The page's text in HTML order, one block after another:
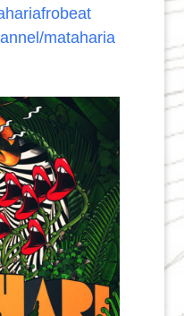
mataharia